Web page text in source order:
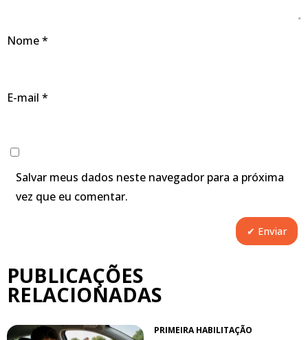
Nome*
E-mail *
Salvar meus dados neste navegador para a próxima
vez que eu comentar.
PUBLICAÇÕES
RELACIONADAS
PRIMEIRA HABILITAÇÃO